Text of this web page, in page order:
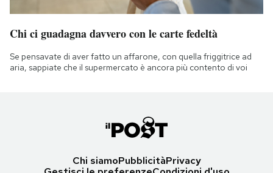
Chi ci guadagna davvero con le carte fedeltà
Se pensavate di aver fatto un affarone, con quella friggitrice ad
aria, sappiate che il supermercato è ancora più contento di voi
Chi siamoPubblicitàPrivacy